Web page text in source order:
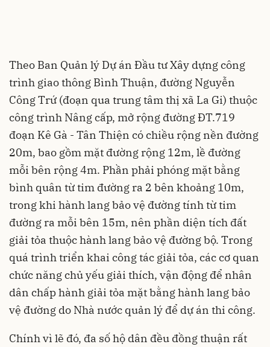
đoạn Kê Gà - Tân Thiện có chiều rộng nền đường
20m, bao gồm mặt đường rộng 12m, lề đường
mỗi bên rộng 4m. Phần phải phóng mặt bằng
bình quân từ tim đường ra 2 bên khoảng 10m,
trong khi hành lang bảo vệ đường tính từ tim
đường ra mỗi bên 15m, nên phần diện tích đất
giải tỏa thuộc hành lang bảo vệ đường bộ. Trong
quá trình triển khai công tác giải tỏa, các cơ quan
chức năng chủ yếu giải thích, vận động để nhân
dân chấp hành giải tỏa mặt bằng hành lang bảo
vệ đường do Nhà nước quản lý để dự án thi công.
Chính vì lẽ đó, đa số hộ dân đều đồng thuận rất
cao với chính quyền trong việc tạo điều kiện cho
dự án thi công với tinh thần hết sức khẩn trương.
Ông Nguyễn Chí Minh – khu phố 5, phường Tân
An (người dân sinh sống trên tuyến đường